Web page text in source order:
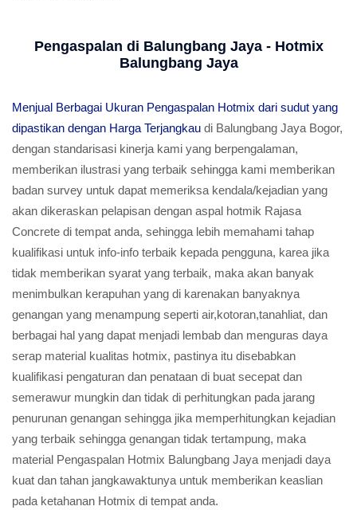
Pengaspalan di Balungbang Jaya - Hotmix
Balungbang Jaya
Menjual Berbagai Ukuran Pengaspalan Hotmix dari sudut yang
dipastikan dengan Harga Terjangkau di Balungbang Jaya Bogor,
dengan standarisasi kinerja kami yang berpengalaman,
memberikan ilustrasi yang terbaik sehingga kami memberikan
badan survey untuk dapat memeriksa kendala/kejadian yang
akan dikeraskan pelapisan dengan aspal hotmik Rajasa
Concrete di tempat anda, sehingga lebih memahami tahap
kualifikasi untuk info-info terbaik kepada pengguna, karea jika
tidak memberikan syarat yang terbaik, maka akan banyak
menimbulkan kerapuhan yang di karenakan banyaknya
genangan yang menampung seperti air,kotoran,tanahliat, dan
berbagai hal yang dapat menjadi lembab dan menguras daya
serap material kualitas hotmix, pastinya itu disebabkan
kualifikasi pengaturan dan penataan di buat secepat dan
semerawur mungkin dan tidak di perhitungkan pada jarang
penurunan genangan sehingga jika memperhitungkan kejadian
yang terbaik sehingga genangan tidak tertampung, maka
material Pengaspalan Hotmix Balungbang Jaya menjadi daya
kuat dan tahan jangkawaktunya untuk memberikan keaslian
pada ketahanan Hotmix di tempat anda.